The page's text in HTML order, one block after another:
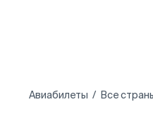
Авиабилеты Все